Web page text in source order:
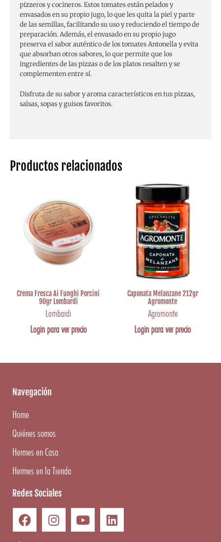
Productos relacionados
Crema Fresca Ai Funghi Porcini
90gr Lombardi
Lombardi
Login para ver precio
Caponata Melanzane 212gr
Agromonte
Agromonte
Login para ver precio
pizzeros y cocineros. Estos tomates están pelados y
envasados en su propio jugo, lo que les quita la piel y parte
de las semillas, facilitando su uso y reduciendo el tiempo de
preparación. Además, el envasado en su propio jugo
preserva el sabor auténtico de los tomates Antonella y evita
que absorban otros sabores, lo que permite que los
ingredientes de las pizzas o de los platos resalten y se
complementen entre sí.
Disfruta de su sabor y aroma característicos en tus pizzas,
salsas, sopas y guisos favoritos.
Navegación
Home
Quiénes somos
Hermes en Casa
Hermes en la Tienda
Redes Sociales